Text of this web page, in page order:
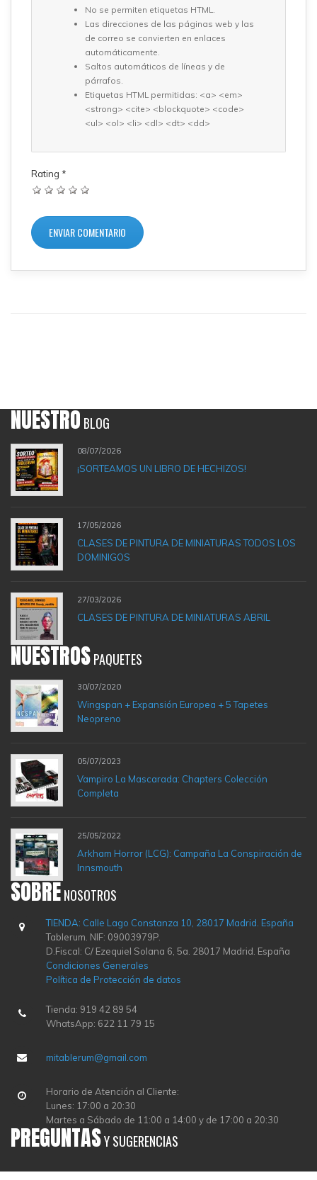
No se permiten etiquetas HTML.
Las direcciones de las páginas web y las
de correo se convierten en enlaces
automáticamente.
Saltos automáticos de líneas y de
párrafos.
Etiquetas HTML permitidas: <a> <em>
<strong> <cite> <blockquote> <code>
<ul> <ol> <li> <dl> <dt> <dd>
Rating *
NUESTROBLOG
08/07/2026
¡SORTEAMOS UN LIBRO DE HECHIZOS!
17/05/2026
CLASES DE PINTURA DE MINIATURAS TODOS LOS
DOMINIGOS
27/03/2026
CLASES DE PINTURA DE MINIATURAS ABRIL
NUESTROSPAQUETES
30/07/2020
Wingspan + Expansión Europea + 5 Tapetes
Neopreno
05/07/2023
Vampiro La Mascarada: Chapters Colección
Completa
25/05/2022
Arkham Horror (LCG): Campaña La Conspiración de
Innsmouth
SOBRENOSOTROS
TIENDA: Calle Lago Constanza 10, 28017 Madrid. España
Tablerum. NIF: 09003979P.
D.Fiscal: C/ Ezequiel Solana 6, 5a. 28017 Madrid. España
Condiciones Generales
Política de Protección de datos
Tienda: 919 42 89 54
WhatsApp: 622 11 79 15
mitablerum@gmail.com
Horario de Atención al Cliente:
Lunes: 17:00 a 20:30
Martes a Sábado de 11:00 a 14:00 y de 17:00 a 20:30
PREGUNTASY SUGERENCIAS